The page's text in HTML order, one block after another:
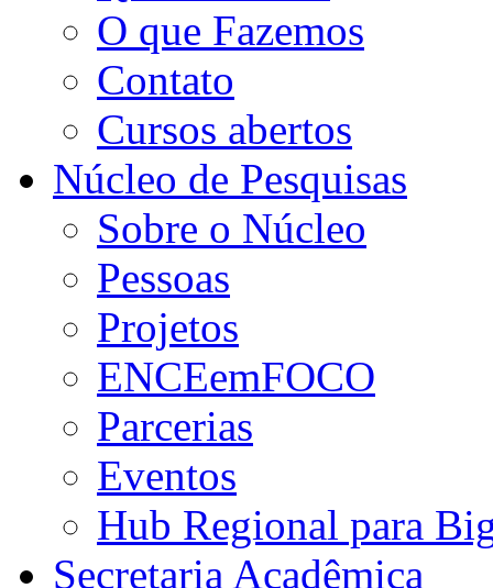
O que Fazemos
Contato
Cursos abertos
Núcleo de Pesquisas
Sobre o Núcleo
Pessoas
Projetos
ENCEemFOCO
Parcerias
Eventos
Hub Regional para
Secretaria Acadêmica